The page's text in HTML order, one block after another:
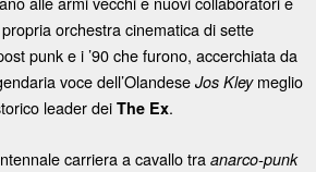
orchestra cinematica di sette
punk e i ’90 che furono, accerchiata da
voce dell’Olandese Jos Kleymeglio
leader dei The Ex.
carriera a cavallo tra anarco-punk